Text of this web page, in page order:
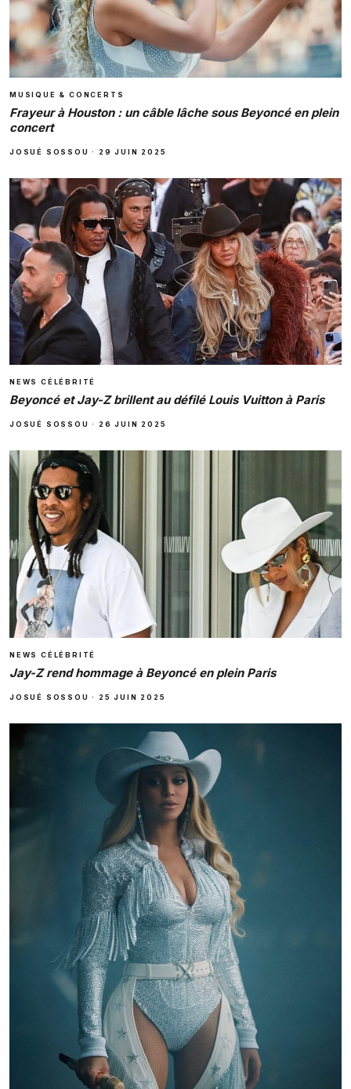
MUSIQUE & CONCERTS
Frayeur à Houston : un câble lâche sous Beyoncé en plein
concert
JOSUÉ SOSSOU · 29 JUIN 2025
NEWS CÉLÉBRITÉ
Beyoncé et Jay-Z brillent au défilé Louis Vuitton à Paris
JOSUÉ SOSSOU · 26 JUIN 2025
NEWS CÉLÉBRITÉ
Jay-Z rend hommage à Beyoncé en plein Paris
JOSUÉ SOSSOU · 25 JUIN 2025